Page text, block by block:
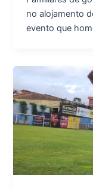
no alojamento
evento que